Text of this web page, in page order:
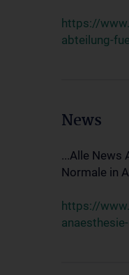
https://
abteilung-
News
...Alle News
Normale in
https://